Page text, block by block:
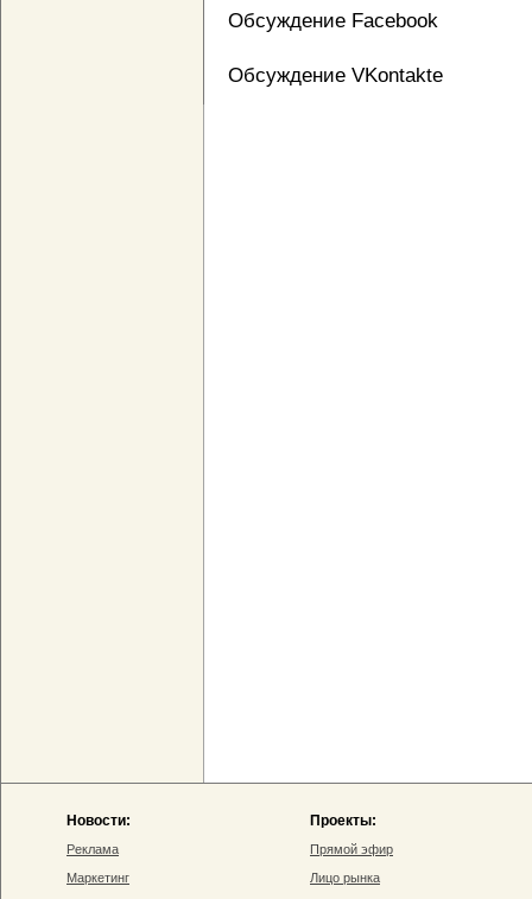
Обсуждение Facebook
Обсуждение VKontakte
Новости:
Реклама
Маркетинг
Проекты:
Прямой эфир
Лицо рынка